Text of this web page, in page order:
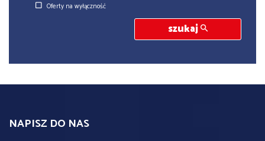
Oferty na wyłączność
szukaj
NAPISZ DO NAS